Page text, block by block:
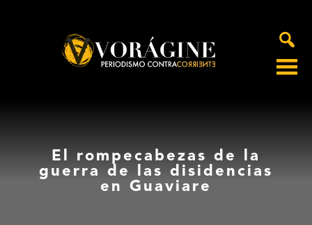
El rompecabezas de la
guerra de las disidencias
en Guaviare